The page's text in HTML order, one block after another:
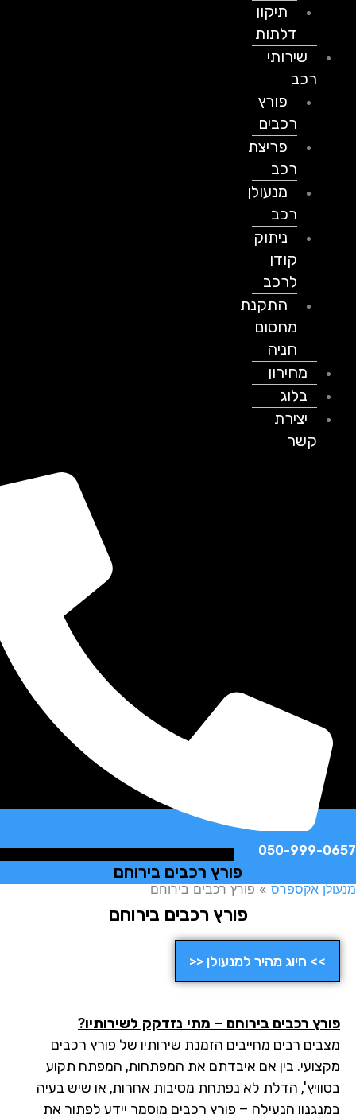
תיקון
דלתות
שירותי
פורץ
רכבים
פריצת
מנעולן
ניתוק
לרכב
התקנת
מחסום
חניה
מחירון
בלוג
יצירת
קשר
050-999-
פורץ רכבים בירוחם
אקספרס»פורץ רכבים בירוחם
פורץ רכבים בירוחם
>> חיוג מהיר למנעולן <<
רכבים בירוחם– מתי נזדקק לשירותיו?
רבים מחייבים הזמנת שירותיו של פורץ רכבים
בין אם איבדתם את המפתחות, המפתח תקוע
הדלת לא נפתחת מסיבות אחרות, או שיש בעיה
הנעילה – פורץ רכבים מוסמך יידע לפתור את